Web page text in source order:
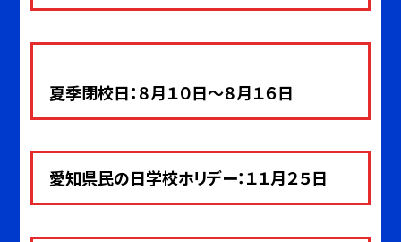
夏季閉校日：８月１０日～８月１６日
愛知県民の日学校ホリデー：１１月２５日